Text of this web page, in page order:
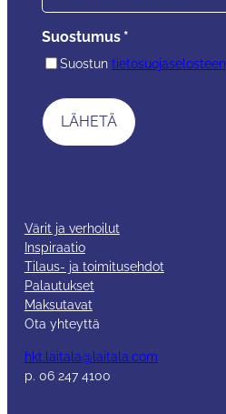
Suostumus *
Suostun tietosuojaselosteen
Värit ja verhoilut
Inspiraatio
Tilaus- ja toimitusehdot
Palautukset
Maksutavat
Ota yhteyttä
hkt.laitala@laitala.com
p. 06 247 4100